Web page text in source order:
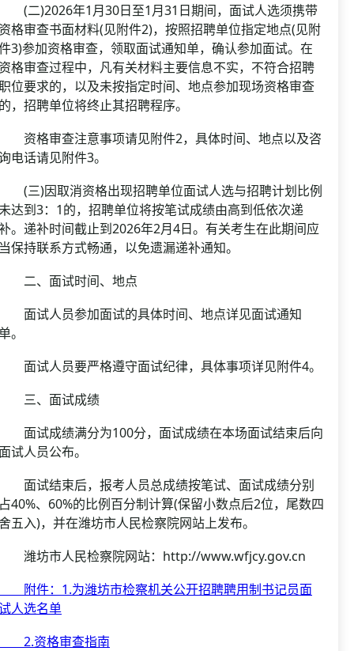
二)2026年1月30日至1月31日期间，面试人选须携带
格审查书面材料(见附件2)，按照招聘单位指定地点(见附
3)参加资格审查，领取面试通知单，确认参加面试。在
格审查过程中，凡有关材料主要信息不实，不符合招聘
位要求的，以及未按指定时间、地点参加现场资格审查
，招聘单位将终止其招聘程序。
格审查注意事项请见附件2，具体时间、地点以及咨
电话请见附件3。
三)因取消资格出现招聘单位面试人选与招聘计划比例
达到3：1的，招聘单位将按笔试成绩由高到低依次递
。递补时间截止到2026年2月4日。有关考生在此期间应
保持联系方式畅通，以免遗漏递补通知。
、面试时间、地点
试人员参加面试的具体时间、地点详见面试通知
。
试人员要严格遵守面试纪律，具体事项详见附件4。
、面试成绩
试成绩满分为100分，面试成绩在本场面试结束后向
试人员公布。
试结束后，报考人员总成绩按笔试、面试成绩分别
40%、60%的比例百分制计算(保留小数点后2位，尾数四
五入)，并在潍坊市人民检察院网站上发布。
坊市人民检察院网站：http://www.wfjcy.gov.cn
件：1.为潍坊市检察机关公开招聘聘用制书记员面
人选名单
资格审查指南